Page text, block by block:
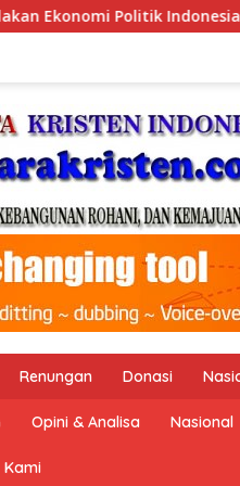
Nasional “Urgensi
Renungan Donasi
Opini & Analisa Nasional
Kami